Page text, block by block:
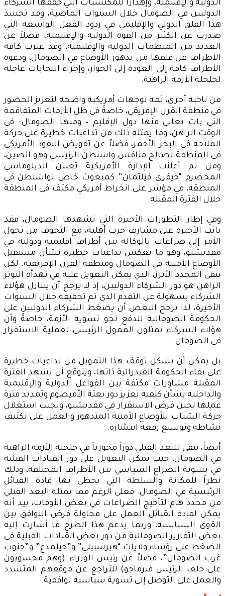
الدولية والإقليمية، وإهداراً للمكتسبات التي حققها الشركاء
الدوليين في الصومال خلال السنوات الماضية، وقد تجسد
هذا القلق الدولي والإقليمي في ردود الفعل الواسعة التي
صدرت عن الكثير من القوة الدولية والإقليمية، فضلاً عن
العديد من المنظمات الدولية والإقليمية، وقد عبرت كافة
الأطراف عن قلقها من تدهور الأوضاع في الصومال، ودعوة
الأطراف كافة إلى العودة إلى الحوار، وإجراء انتخابات عاجلة
لحلحلة الأزمة الراهنة.
من ناحية أخرى، ثمة توجهات أمريكية واضحة لتعزيز الحضور
في منطقة القرن الإفريقي، خاصةً في ظل الأزمات المتفاقمة
التي بات يعاني منها دول الإقليم – ومنها الصومال- في
الوقت الراهن، وما يمثله ذلك من تداعيات خطيرة على حركة
الملاحة في البحر الأحمر، فضلاً عن تقويض النفوذ الأمريكي
في المنطقة لصالح منافس واشنطن الرئيسي وهو الصين،
ومن ثم أعلنت الإدارة الأمريكية تعيين الدبلوماسي
المخضرم “جيفري فيلتمان” كمبعوث خاص لواشنطن في
المنطقة، في مؤشر على انخراط أمريكي مكثف في المنطقة
خلال الفترة المقبلة.
وفي إطار التطورات الأخيرة التي تشهدها الصومال، فقد
باتت الأخيرة على مشارف حرب أهلية، مع التخوف من تحول
الأمر إلى صراعات بالوكالة بين أطراف اقليمية ودولية في
مقديشيو، وهو ما يعكس تداعيات خطيرة بشأن مستقبل
الأوضاع الأمنية في الصومال ومنطقة القرن الإفريقية. لكن
يبقى المحدد الأبرز، الذي يمكن التعويل عليه في تهدأة التوتر
الراهن هو دور الشركاء الدوليين، إذ لا يرجح أن يتنازل هؤلاء
الشركاء بسهولة عن التقدم الذي تم تحقيقه خلال السنوات
الأخيرة، لذا يرجح البعض أن يضغط الشركاء الدوليين على
الحكومة الصومالية للدفع نحو تسوية الأزمة، خاصةً وأن
هؤلاء الشركاء يمثلون الممول الرئيسي لعملية الاستقرار
في الصومال.
بل يمكن أن يشكل توقف هذا التمويل من تداعيات خطيرة
على بقاء الحكومة الفيدرالية ذاتها، ويتوقع أن تشهد الفترة
المقبلة مشاورات مكثفة بين الفواعل الدولية والإقليمية
والداخلية بشأن كيفية تعزيز دور بعثة الأميصوم وتمديد فترة
عملها لحين فرض الاستقرار في مقديشيو، وتجنب استغلال
حركة الشباب للأوضاع الأمنية المتدهور والعمل على تكثيف
نشاطه وتوسيع رقعة انتشاره.
أيضاً، يبقى للبعد القبلي دوراً محورياً في حلحلة الأزمة الراهنة
في الصومال، حيث يمكن التعويل على دور القيادات القبلية
في تسوية الصراع السياسي بين الأطراف المختلفة، وذلك
نظراً للمكانة والسلطة التي يحظى بها قادة القبائل
الرئيسية في الصومال. فعلى الرغم مما يمثله البعد القبلي
من محدد هام لتأجيج الصراعات في بعض الأوقات، بيد أنه
يمكن لقادة القبائل العمل على محاولة فرض التوافق بين
القوى السياسية، وربما يدعم هذا الطرح ما أشارت إليه
بعض التقارير الصومالية من دور بعض القيادات القبلية في
الضغط على رؤساء ولايات “هيرشبيلي” و”جيلمدغ” و”جنوب
غرب الصومال”، فضلاً عن رئيس الوزراء (وهم محسوبون
على حلف الرئيس فيرماجو) للتراجع عن موقفهم المتشدد
والعمل على التوصل إلى تسوية سياسية توافقية.